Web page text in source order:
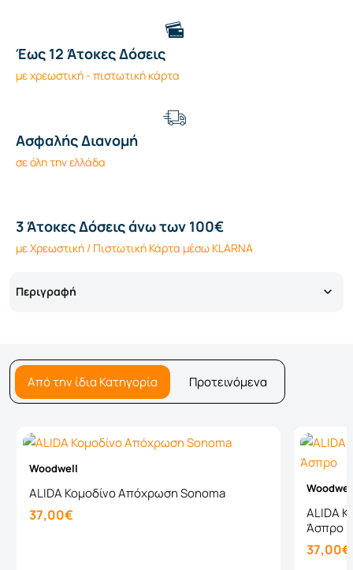
Έως 12 Άτοκες Δόσεις
με χρεωστική - πιστωτική κάρτα
Ασφαλής Διανομή
σε όλη την ελλάδα
3 Άτοκες Δόσεις άνω των 100€
με Χρεωστική / Πιστωτική Κάρτα μέσω KLARNA
Περιγραφή
Από την ίδια Κατηγορία Προτεινόμενα
Woodwell
ALIDA Κομοδίνο Απόχρωση Sonoma
37,00€
ALIDA
Άσπρο
37,00€